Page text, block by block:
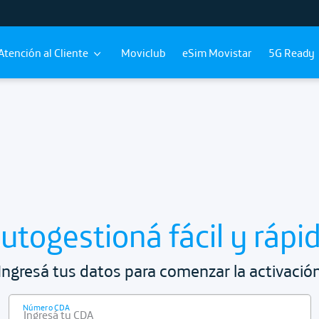
al Cliente Moviclub eSim Movistar 5G Ready
fácil y
tus datos para comenzar la
Número CDA